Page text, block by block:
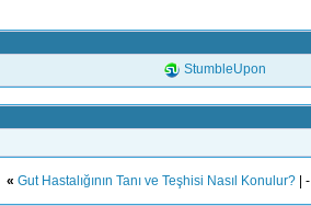
StumbleUpon
« Gut Hastalığının Tanı ve Teşhisi Nasıl Konulur?| -